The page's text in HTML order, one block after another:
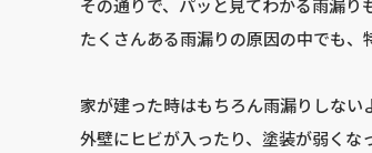
たくさんある雨漏りの原因の中でも、
家が建った時はもちろん雨漏りしない
外壁にヒビが入ったり、塗装が弱くな